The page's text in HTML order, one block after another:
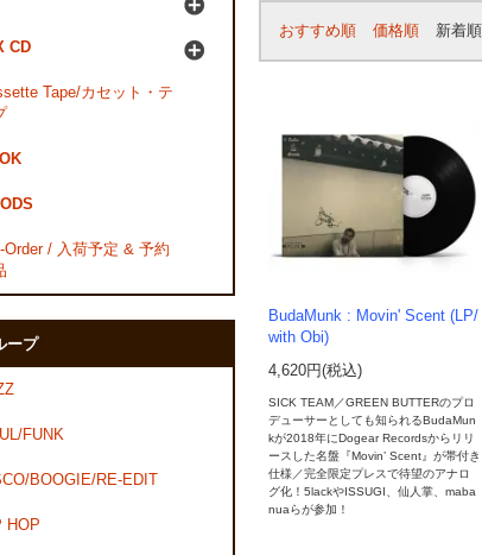
おすすめ順 価格順 新着順
BudaMunk : Movin' Scent (LP/
with Obi)
4,620円(税込)
SICK TEAM／GREEN BUTTERのプロ
デューサーとしても知られるBudaMun
kが2018年にDogear Recordsからリリ
ースした名盤『Movin’ Scent』が帯付き
仕様／完全限定プレスで待望のアナロ
グ化！5lackやISSUGI、仙人掌、maba
nuaらが参加！
CD
Tape/カセット・テ
Order / 入荷予定 & 予約
ープ
FUNK
BOOGIE/RE-EDIT
HOP